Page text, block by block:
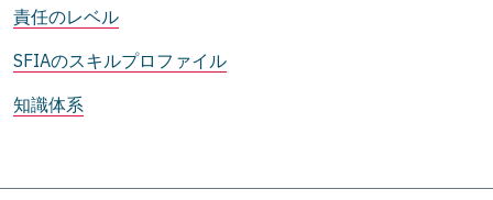
責任のレベル
SFIAのスキルプロファイル
知識体系